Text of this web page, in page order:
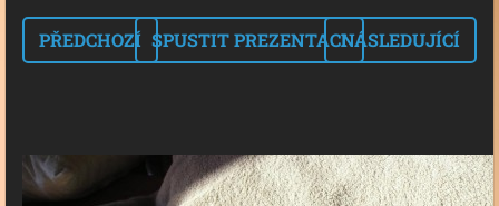
PŘEDCHOZÍ SPUSTIT PREZENTACINÁSLEDUJÍCÍ